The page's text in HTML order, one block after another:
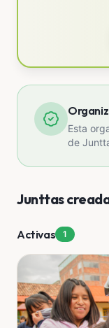
Esta
de
Junttas
Activas 1